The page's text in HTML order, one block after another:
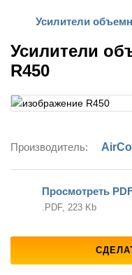
Усилители
Усилители
R450
Производитель:
Просмотреть
.PDF, 223 Kb